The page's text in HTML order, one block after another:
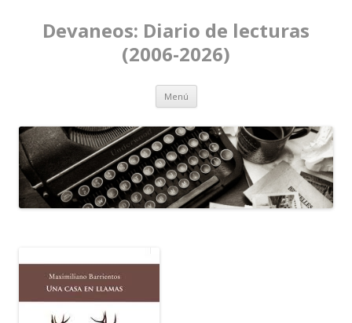
Devaneos: Diario de lecturas
(2006-2026)
Menú Ir al contenido